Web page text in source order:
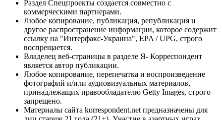
Раздел Спецпроекты создается совместно с
коммерческими партнерами.
Любое копирование, публикация, републикация и
другое распространение информации, которое содержит
ссылку на "Интерфакс-Украина", EPA / UPG, строго
воспрещается.
Владелец веб-страницы в разделе Я- Корреспондент
является автор публикации.
Любое копирование, перепечатка и воспроизведение
фотографий и/или аудиовизуальных материалов,
принадлежащих правообладателю Getty Images, строго
запрещено.
Материалы сайта korrespondent.net предназначены для